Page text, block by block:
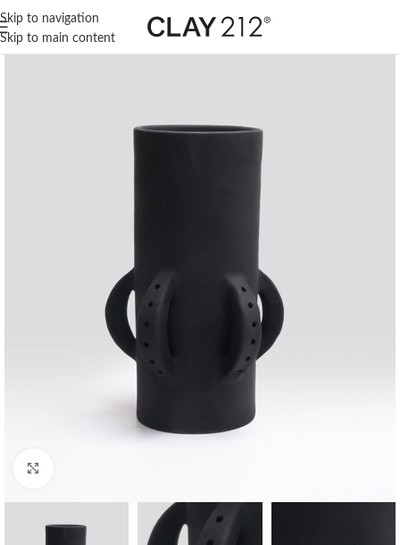
Skip to navigation
Skip to main content